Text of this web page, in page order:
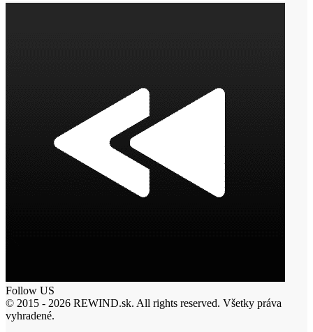
Follow US
© 2015 - 2026 REWIND.sk. All rights reserved. Všetky práva
vyhradené.